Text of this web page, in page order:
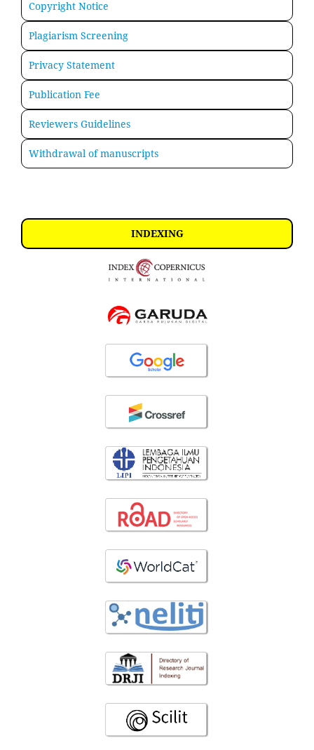
Copyright Notice
Plagiarism Screening
Privacy Statement
Publication Fee
Reviewers Guidelines
Withdrawal of manuscripts
INDEXING